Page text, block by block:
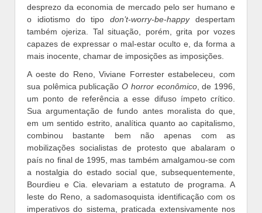
desprezo da economia de mercado pelo ser humano e
o idiotismo do tipodon’t-worry-be-happydespertam
também ojeriza. Tal situação, porém, grita por vozes
capazes de expressar o mal-estar oculto e, da forma a
mais inocente, chamar de imposições as imposições.
A oeste do Reno, Viviane Forrester estabeleceu, com
sua polêmica publicaçãoO horror econômico, de 1996,
um ponto de referência a esse difuso ímpeto crítico.
Sua argumentação de fundo antes moralista do que,
em um sentido estrito, analítica quanto ao capitalismo,
combinou bastante bem não apenas com as
mobilizações socialistas de protesto que abalaram o
país no final de 1995, mas também amalgamou-se com
a nostalgia do estado social que, subsequentemente,
Bourdieu e Cia. elevariam a estatuto de programa. A
leste do Reno, a sadomasoquista identificação com os
imperativos do sistema, praticada extensivamente nos